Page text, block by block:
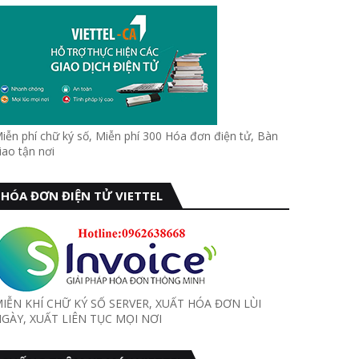
phí chữ ký số, Miễn phí 300 Hóa đơn điện tử, Bàn
tận nơi
HÓA ĐƠN ĐIỆN TỬ VIETTEL
KHÍ CHỮ KÝ SỐ SERVER, XUẤT HÓA ĐƠN LÙI
XUẤT LIÊN TỤC MỌI NƠI